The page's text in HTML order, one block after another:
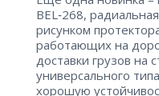
BEL‑268,
рисунком
работающих на
доставки грузов на
универсального
хорошую